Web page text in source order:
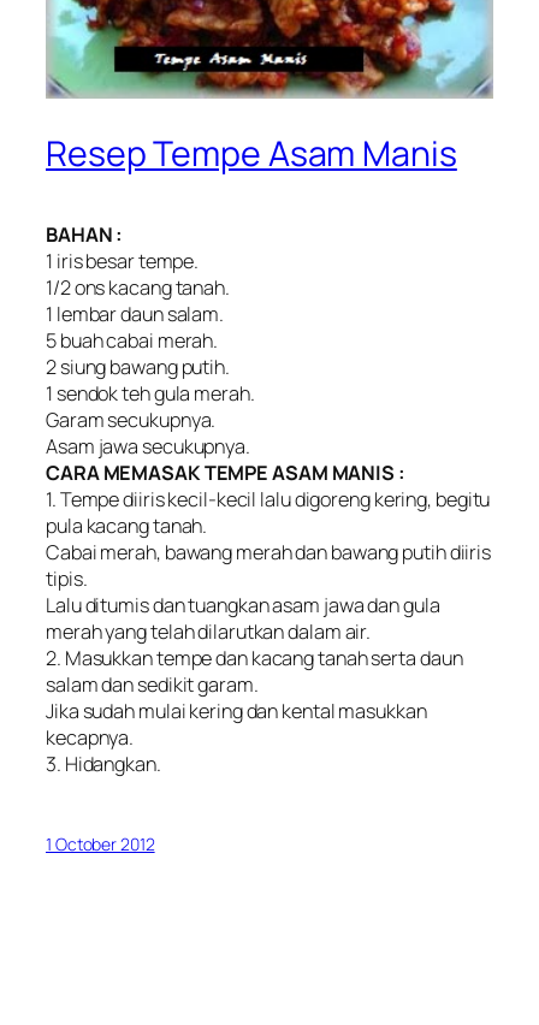
Resep Tempe Asam Manis
BAHAN :
1 iris besar tempe.
1/2 ons kacang tanah.
1 lembar daun salam.
5 buah cabai merah.
2 siung bawang putih.
1 sendok teh gula merah.
Garam secukupnya.
Asam jawa secukupnya.
CARA MEMASAK TEMPE ASAM MANIS :
1. Tempe diiris kecil-kecil lalu digoreng kering, begitu
pula kacang tanah.
Cabai merah, bawang merah dan bawang putih diiris
tipis.
Lalu ditumis dan tuangkan asam jawa dan gula
merah yang telah dilarutkan dalam air.
2. Masukkan tempe dan kacang tanah serta daun
salam dan sedikit garam.
Jika sudah mulai kering dan kental masukkan
kecapnya.
3. Hidangkan.
1 October 2012